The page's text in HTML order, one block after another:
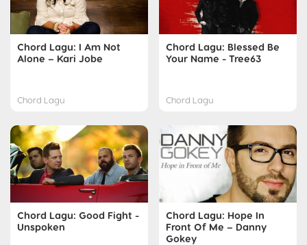
Chord Lagu: I Am Not
Alone – Kari Jobe
Chord Lagu
Chord Lagu: Blessed Be
Your Name - Tree63
Chord Lagu
Chord Lagu: Good Fight -
Unspoken
Chord Lagu: Hope In
Front Of Me – Danny
Gokey